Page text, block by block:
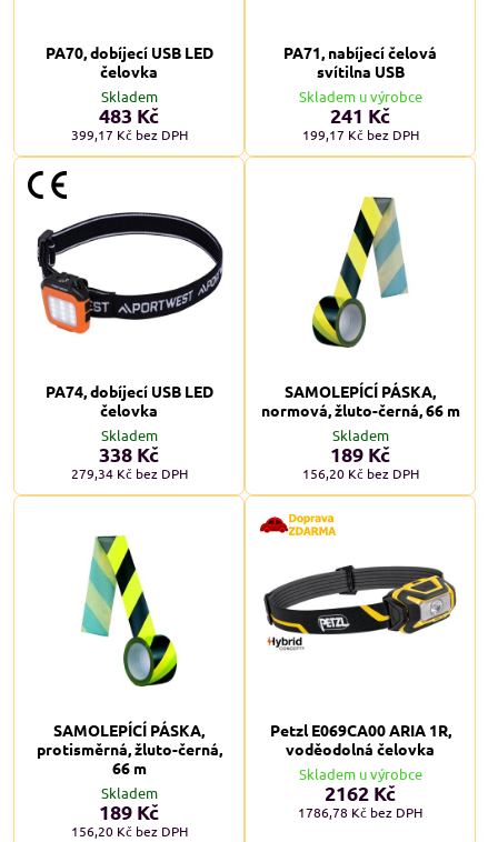
PA70, dobíjecí USB LED
čelovka
Skladem
483 Kč
399,17 Kč bez DPH
PA71, nabíjecí čelová
svítilna USB
Skladem u výrobce
241 Kč
199,17 Kč bez DPH
PA74, dobíjecí USB LED
čelovka
Skladem
338 Kč
279,34 Kč bez DPH
SAMOLEPÍCÍ PÁSKA,
normová, žluto-černá, 66 m
Skladem
189 Kč
156,20 Kč bez DPH
SAMOLEPÍCÍ PÁSKA,
protisměrná, žluto-černá,
66 m
Skladem
189 Kč
156,20 Kč bez DPH
Petzl E069CA00 ARIA 1R,
voděodolná čelovka
Skladem u výrobce
2162 Kč
1786,78 Kč bez DPH